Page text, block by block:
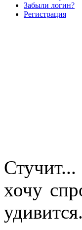
Забыли логин?
Регистрация
хочу